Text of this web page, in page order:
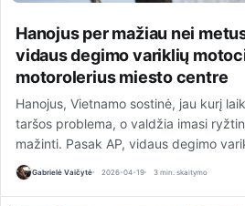
Hanojus per mažiau nei
vidaus degimo variklių
motorolerius miesto centre
Hanojus, Vietnamo sostinė, jau kurį
taršos problema, o valdžia imasi
mažinti. Pasak AP, vidaus degimo
Gabrielė Vaičytė 2026-04-19 3 min. skaitymo